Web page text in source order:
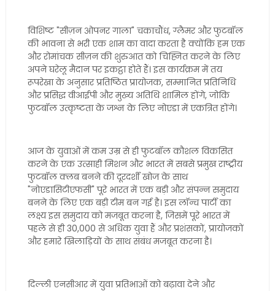
विशिष्ट "सीज़न ओपनर गाला" चकाचौंध, ग्लैमर और फुटबॉल
की भावना से भरी एक शाम का वादा करता है क्योंकि हम एक
और रोमांचक सीज़न की शुरुआत को चिह्नित करने के लिए
अपने घरेलू मैदान पर इकट्ठा होते हैं। इस कार्यक्रम में तय
रूपरेखा के अनुसार प्रतिष्ठित प्रायोजक, सम्मानित प्रतिनिधि
और प्रसिद्ध वीआईपी और मुख्य अतिथि शामिल होंगे, जोकि
फुटबॉल उत्कृष्टता के जश्न के लिए नोएडा में एकत्रित होंगे।
आज के युवाओं में कम उम्र से ही फुटबॉल कौशल विकसित
करने के एक उत्साही मिशन और भारत में सबसे प्रमुख राष्ट्रीय
फुटबॉल क्लब बनने की दूरदर्शी खोज के साथ
"नोएडासिटीएफसी" पूरे भारत में एक बड़ी और संपन्न समुदाय
बनने के लिए एक बड़ी टीम बन गई है। इस लॉन्च पार्टी का
लक्ष्य इस समुदाय को मजबूत करना है, जिसमें पूरे भारत में
पहले से ही 30,000 से अधिक युवा हैं और प्रशंसकों, प्रायोजकों
और हमारे खिलाड़ियों के साथ संबंध मजबूत करना है।
दिल्ली एनसीआर में युवा प्रतिभाओं को बढ़ावा देने और